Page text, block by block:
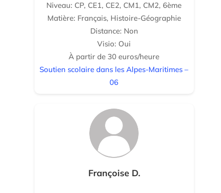
Niveau: CP, CE1, CE2, CM1, CM2, 6ème
Matière: Français, Histoire-Géographie
Distance: Non
Visio: Oui
À partir de 30 euros/heure
Soutien scolaire dans les Alpes-Maritimes –
06
Françoise D.